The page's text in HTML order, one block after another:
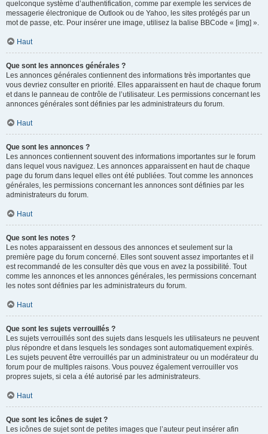
quelconque système d’authentification, comme par exemple les services de
messagerie électronique de Outlook ou de Yahoo, les sites protégés par un
mot de passe, etc. Pour insérer une image, utilisez la balise BBCode « [img] ».
Haut
Que sont les annonces générales ?
Les annonces générales contiennent des informations très importantes que
vous devriez consulter en priorité. Elles apparaissent en haut de chaque forum
et dans le panneau de contrôle de l’utilisateur. Les permissions concernant les
annonces générales sont définies par les administrateurs du forum.
Haut
Que sont les annonces ?
Les annonces contiennent souvent des informations importantes sur le forum
dans lequel vous naviguez. Les annonces apparaissent en haut de chaque
page du forum dans lequel elles ont été publiées. Tout comme les annonces
générales, les permissions concernant les annonces sont définies par les
administrateurs du forum.
Haut
Que sont les notes ?
Les notes apparaissent en dessous des annonces et seulement sur la
première page du forum concerné. Elles sont souvent assez importantes et il
est recommandé de les consulter dès que vous en avez la possibilité. Tout
comme les annonces et les annonces générales, les permissions concernant
les notes sont définies par les administrateurs du forum.
Haut
Que sont les sujets verrouillés ?
Les sujets verrouillés sont des sujets dans lesquels les utilisateurs ne peuvent
plus répondre et dans lesquels les sondages sont automatiquement expirés.
Les sujets peuvent être verrouillés par un administrateur ou un modérateur du
forum pour de multiples raisons. Vous pouvez également verrouiller vos
propres sujets, si cela a été autorisé par les administrateurs.
Haut
Que sont les icônes de sujet ?
Les icônes de sujet sont de petites images que l’auteur peut insérer afin